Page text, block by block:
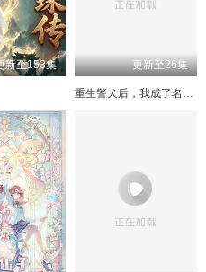
191
195 196
200
151
155 156
160
163
167
171 172
175 176
179
111
115 116
120
123
127
131 132
135 136
139
71
75 76
80
83
87
91 92
95 96
99
新至153集 更新至26集
重生警犬后，我成了名侦探